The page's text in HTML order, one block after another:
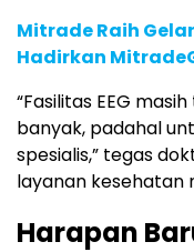
Mitrade Raih
Hadirkan
“Fasilitas EEG
banyak, padahal
spesialis,” tegas
layanan kesehatan
Harapan